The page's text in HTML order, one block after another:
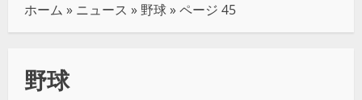
ホーム » ニュース » 野球»ページ 45
野球
野球